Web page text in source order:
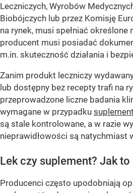
Leczniczych, Wyrobów
Biobójczych lub przez Komisję
na rynek, musi spełniać określone
producent musi posiadać
m.in. skuteczność działania i
Zanim produkt leczniczy
lub dostępny bez recepty trafi na
przeprowadzone liczne badania
wymagane w przypadku
są stale kontrolowane, a w razie
nieprawidłowości są natychmiast
Lek czy suplement? Jak
Producenci często upodobniają